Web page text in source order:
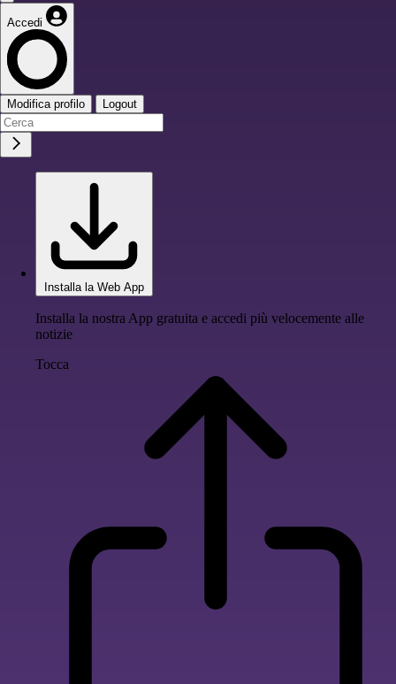
Accedi
Modifica profilo Logout
Installa la Web App
Installa la nostra App gratuita e accedi più velocemente alle
notizie
Tocca